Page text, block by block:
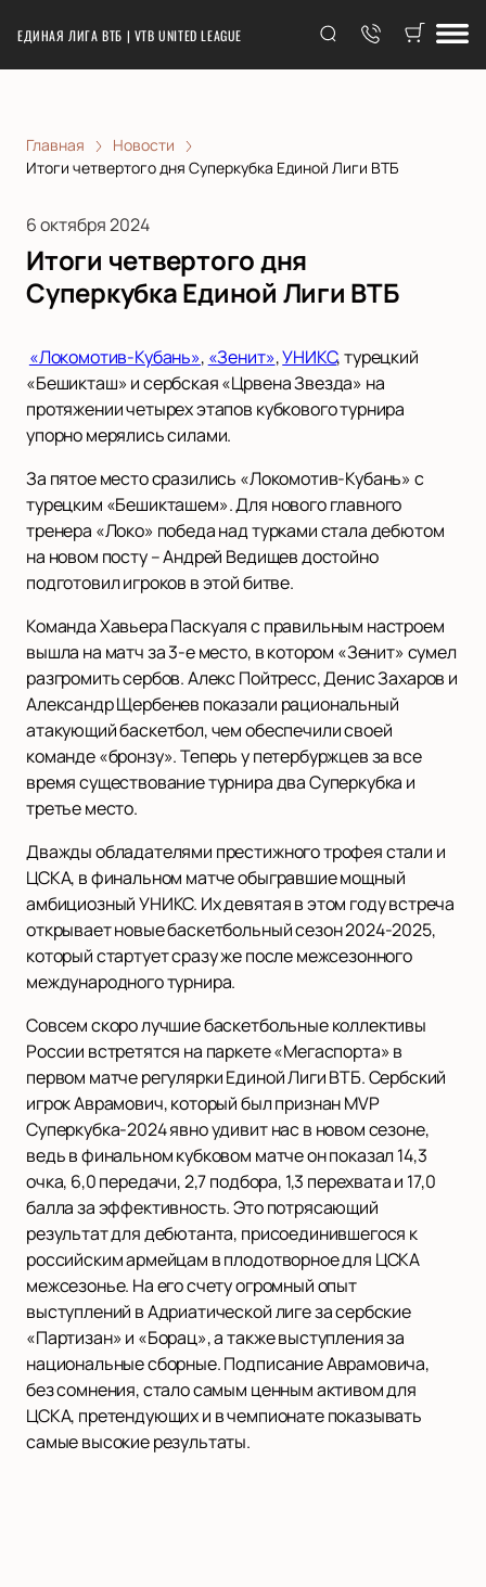
ЕДИНАЯ ЛИГА ВТБ | VTB UNITED LEAGUE
Главная
Новости
Итоги четвертого дня Суперкубка Единой Лиги ВТБ
6 октября 2024
Итоги четвертого дня
Суперкубка Единой Лиги ВТБ
«Локомотив-Кубань», «Зенит»,УНИКС, турецкий
«Бешикташ» и сербская «Црвена Звезда» на
протяжении четырех этапов кубкового турнира
упорно мерялись силами.
За пятое место сразились «Локомотив-Кубань» с
турецким «Бешикташем». Для нового главного
тренера «Локо» победа над турками стала дебютом
на новом посту – Андрей Ведищев достойно
подготовил игроков в этой битве.
Команда Хавьера Паскуаля с правильным настроем
вышла на матч за 3-е место, в котором «Зенит» сумел
разгромить сербов. Алекс Пойтресс, Денис Захаров и
Александр Щербенев показали рациональный
атакующий баскетбол, чем обеспечили своей
команде «бронзу». Теперь у петербуржцев за все
время существование турнира два Суперкубка и
третье место.
Дважды обладателями престижного трофея стали и
ЦСКА, в финальном матче обыгравшие мощный
амбициозный УНИКС. Их девятая в этом году встреча
открывает новые баскетбольный сезон 2024-2025,
который стартует сразу же после межсезонного
международного турнира.
Совсем скоро лучшие баскетбольные коллективы
России встретятся на паркете «Мегаспорта» в
первом матче регулярки Единой Лиги ВТБ. Сербский
игрок Аврамович, который был признан MVP
Суперкубка-2024 явно удивит нас в новом сезоне,
ведь в финальном кубковом матче он показал 14,3
очка, 6,0 передачи, 2,7 подбора, 1,3 перехвата и 17,0
балла за эффективность. Это потрясающий
результат для дебютанта, присоединившегося к
российским армейцам в плодотворное для ЦСКА
межсезонье. На его счету огромный опыт
выступлений в Адриатической лиге за сербские
«Партизан» и «Борац», а также выступления за
национальные сборные. Подписание Аврамовича,
без сомнения, стало самым ценным активом для
ЦСКА, претендующих и в чемпионате показывать
самые высокие результаты.